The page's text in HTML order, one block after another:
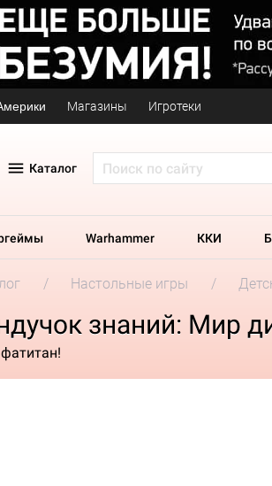
Магазины Игротеки
Каталог
Warhammer ККИ
Настольные игры
знаний: Мир